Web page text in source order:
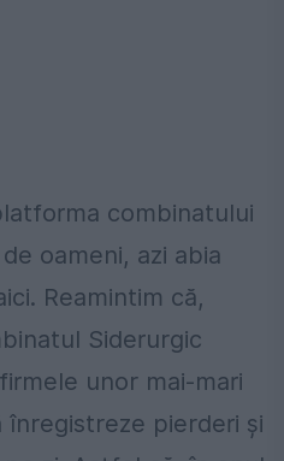
combinatului
oameni, azi abia
Reamintim că,
Siderurgic
unor mai-mari
pierderi și